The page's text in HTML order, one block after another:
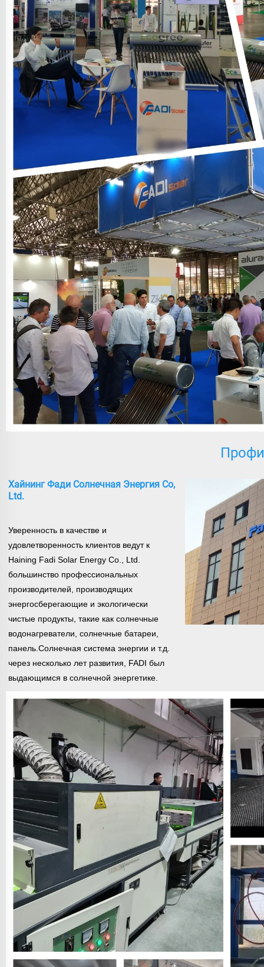
Хайнинг Фади Солнечная Энергия Co,
Ltd.
Уверенность в качестве и
удовлетворенность клиентов ведут к
Haining Fadi Solar Energy Co., Ltd.
большинство профессиональных
производителей, производящих
энергосберегающие и экологически
чистые продукты, такие как солнечные
водонагреватели, солнечные батареи,
панель.Солнечная система энергии и т.д.
через несколько лет развития, FADI был
выдающимся в солнечной энергетике.